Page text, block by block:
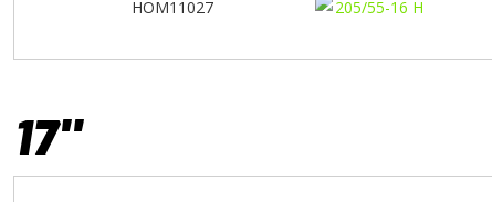
HOM11027
17''